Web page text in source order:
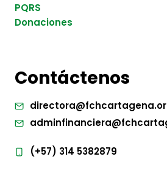
PQRS
Donaciones
Contáctenos
(+57) 314 5382879